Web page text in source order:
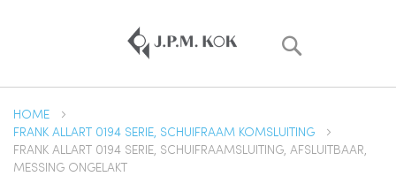
HOME
FRANK ALLART 0194 SERIE, SCHUIFRAAM KOMSLUITING
FRANK ALLART 0194 SERIE, SCHUIFRAAMSLUITING, AFSLUITBAAR,
MESSING ONGELAKT